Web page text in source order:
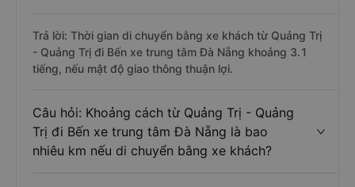
Trả lời: Thời gian di chuyển bằng xe khách từ Quảng Trị
- Quảng Trị đi Bến xe trung tâm Đà Nẵng khoảng 3.1
tiếng, nếu mật độ giao thông thuận lợi.
Câu hỏi: Khoảng cách từ Quảng Trị - Quảng
Trị đi Bến xe trung tâm Đà Nẵng là bao
nhiêu km nếu di chuyển bằng xe khách?